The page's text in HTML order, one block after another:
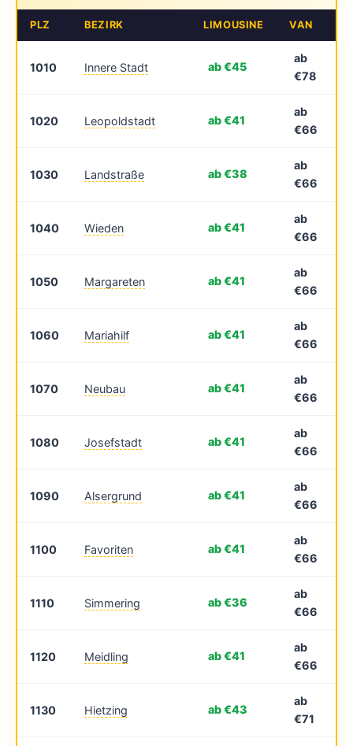
PLZ BEZIRK LIMOUSINE VAN
1010 Innere Stadt ab €45
ab
€78
1020 Leopoldstadt ab €41
ab
€66
1030 Landstraße ab €38
ab
€66
1040 Wieden ab €41
ab
€66
1050 Margareten ab €41
ab
€66
1060 Mariahilf ab €41
ab
€66
1070 Neubau ab €41
ab
€66
1080 Josefstadt ab €41
ab
€66
1090 Alsergrund ab €41
ab
€66
1100 Favoriten ab €41
ab
€66
1110 Simmering ab €36
ab
€66
1120 Meidling ab €41
ab
€66
1130 Hietzing ab €43
ab
€71